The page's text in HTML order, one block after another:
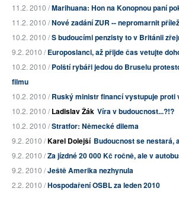
11.2. 2010 /Marihuana: Hon na Konopnou paní
11.2. 2010 /Nové zadání ZUR -- nepromarnit
10.2. 2010 /S budoucími penzisty to v Británii
9.2. 2010 /Europoslanci, až přijde čas vetujte
10.2. 2010 /Polští rybáři jedou do Bruselu
filmu
10.2. 2010 /Ruský ministr financí vystupuje proti
10.2. 2010 /Ladislav Žák Víra v budoucnost...?!?
10.2. 2010 /Stratfor: Německé dilema
9.2. 2010 /Karel Dolejší Budoucnost se nestará,
9.2. 2010 /Za jízdné 20 000 Kč ročně, ale v
9.2. 2010 /Ještě Amerika nezhynula
2.2. 2010 /Hospodaření OSBL za leden 2010